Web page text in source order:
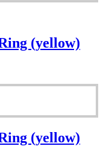
(yellow)
(yellow)